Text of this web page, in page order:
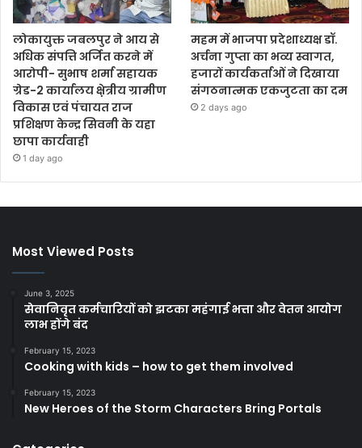
लोकायुक्त जबलपुर ने आय से
अधिक संपत्ति अर्जित करने में
आरोपी- सुभाष शर्मा सहायक
ग्रेड-2 कार्यालय क्षे़त्रीय ग्रामीण
विकास एवं पंचायत राज
प्रशिक्षण केन्द्र सिवनी के यहा
छापा कार्यवाही
1 day ago
महम में भाजपा प्रदेशाध्यक्ष डॉ.
अर्चना गुप्ता का भव्य स्वागत,
हजारों कार्यकर्ताओं ने दिखाया
संगठनात्मक एकजुटता का दम
2 days ago
Most Viewed Posts
June 3, 2025
सेवानिवृत कर्मचारियों को झटका महंगाई भत्ता और वेतन आयोग
लाभ होंगे बंद
February 15, 2023
Cooking with kids – how to get them involved
February 15, 2023
New Heroes of the Storm Characters Bring Portals